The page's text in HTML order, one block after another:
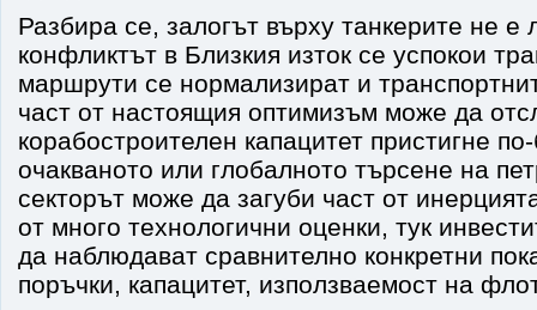
Разбира се, залогът върху танкерите не е
конфликтът в Близкия изток се успокои
маршрути се нормализират и
част от настоящия оптимизъм може да
корабостроителен капацитет пристигне
очакваното или глобалното търсене на
секторът може да загуби част от
от много технологични оценки, тук
да наблюдават сравнително конкретни
поръчки, капацитет, използваемост на